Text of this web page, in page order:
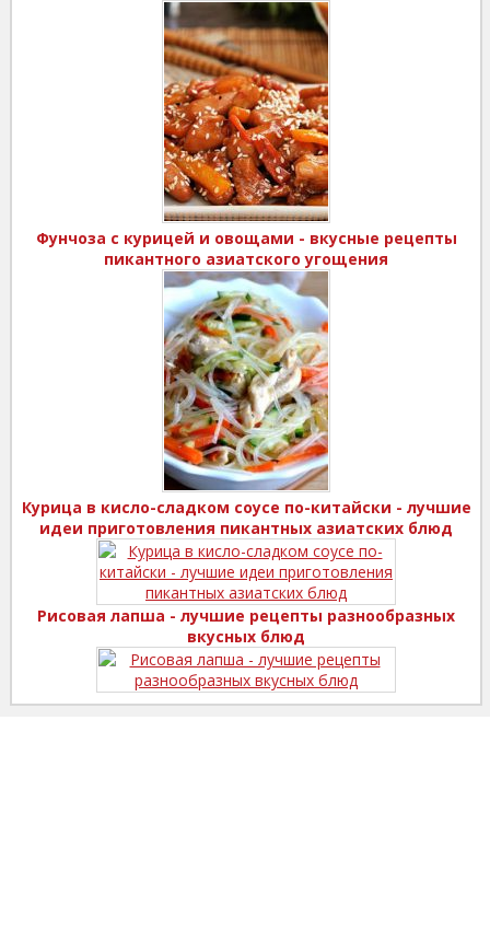
Фунчоза с курицей и овощами - вкусные рецепты
пикантного азиатского угощения
Курица в кисло-сладком соусе по-китайски - лучшие
идеи приготовления пикантных азиатских блюд
Рисовая лапша - лучшие рецепты разнообразных
вкусных блюд